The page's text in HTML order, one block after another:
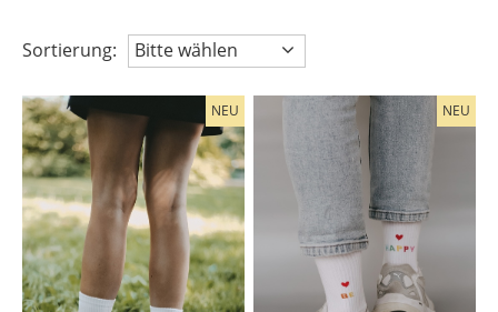
Sortierung: Bitte wählen
NEU NEU